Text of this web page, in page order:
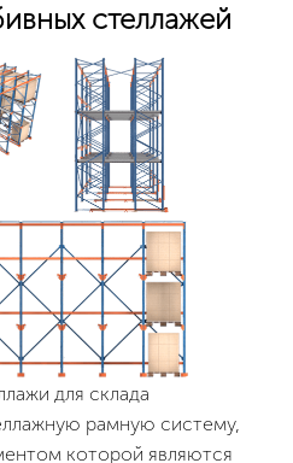
стеллажей
для склада
рамную систему,
которой являются